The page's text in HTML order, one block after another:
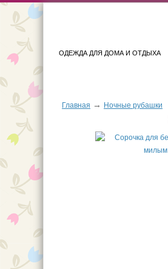
ОДЕЖДА ДЛЯ ДОМА И ОТДЫХА
Главная → Ночные рубашки